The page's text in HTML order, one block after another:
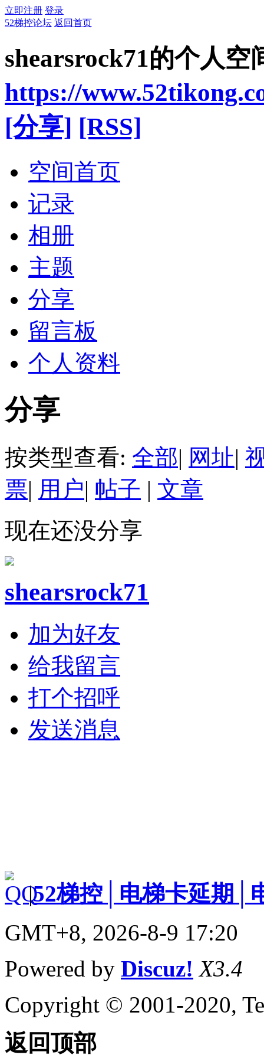
立即注册 登录
52梯控论坛 返回首页
shearsrock71的个人空
https://
[分享] [RSS]
空间首页
记录
相册
主题
分享
留言板
个人资料
分享
按类型查看: 全部| 网址|
票| 用户| 帖子 | 文章
现在还没分享
shearsrock71
加为好友
给我留言
打个招呼
发送消息
|52梯控│电梯卡延期│
GMT+8, 2026-8-9 17:20
Powered by Discuz! X3.4
Copyright © 2001-2020,
返回顶部